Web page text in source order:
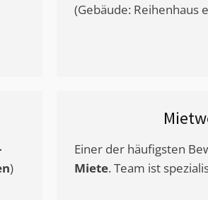
(Gebäude: Reihenhaus
)
Einer der häufigsten
Miete. Team ist